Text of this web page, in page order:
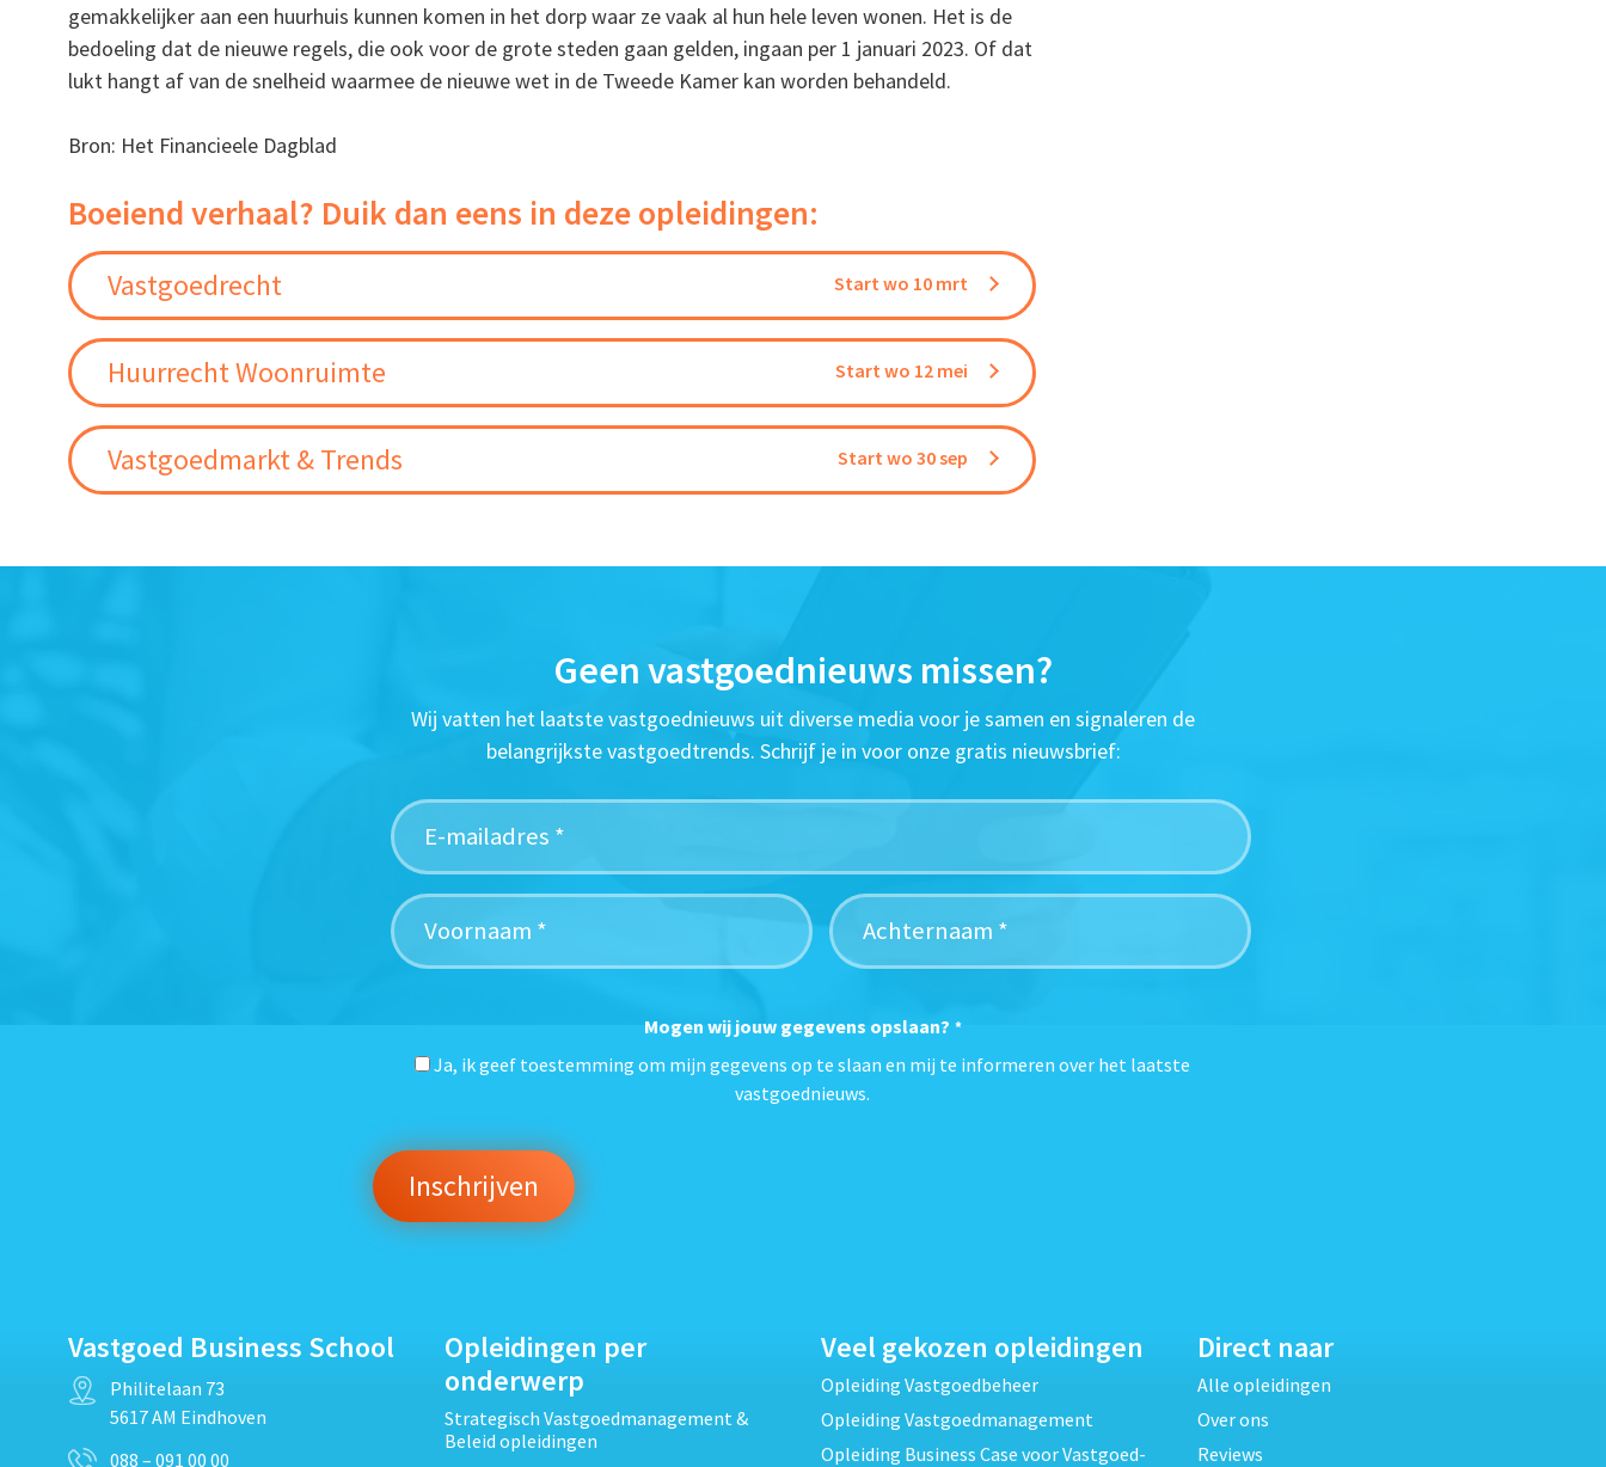
gemakkelijker aan een huurhuis kunnen komen in het dorp waar ze vaak al hun hele leven wonen. Het is de
bedoeling dat de nieuwe regels, die ook voor de grote steden gaan gelden, ingaan per 1 januari 2023. Of dat
lukt hangt af van de snelheid waarmee de nieuwe wet in de Tweede Kamer kan worden behandeld.
Bron: Het Financieele Dagblad
Boeiend verhaal? Duik dan eens in deze opleidingen:
Vastgoedrecht Start wo 10 mrt
Huurrecht Woonruimte Start wo 12 mei
Vastgoedmarkt & Trends Start wo 30 sep
Geen vastgoednieuws missen?
Wij vatten het laatste vastgoednieuws uit diverse media voor je samen en signaleren de
belangrijkste vastgoedtrends. Schrijf je in voor onze gratis nieuwsbrief:
Mogen wij jouw gegevens opslaan? *
Ja, ik geef toestemming om mijn gegevens op te slaan en mij te informeren over het laatste
vastgoednieuws.
Vastgoed Business School
Philitelaan 73
5617 AM Eindhoven
088 – 091 00 00
Opleidingen per
onderwerp
Strategisch Vastgoedmanagement &
Beleid opleidingen
Veel gekozen opleidingen
Opleiding Vastgoedbeheer
Opleiding Vastgoedmanagement
Opleiding Business Case voor Vastgoed-
Direct naar
Alle opleidingen
Over ons
Reviews